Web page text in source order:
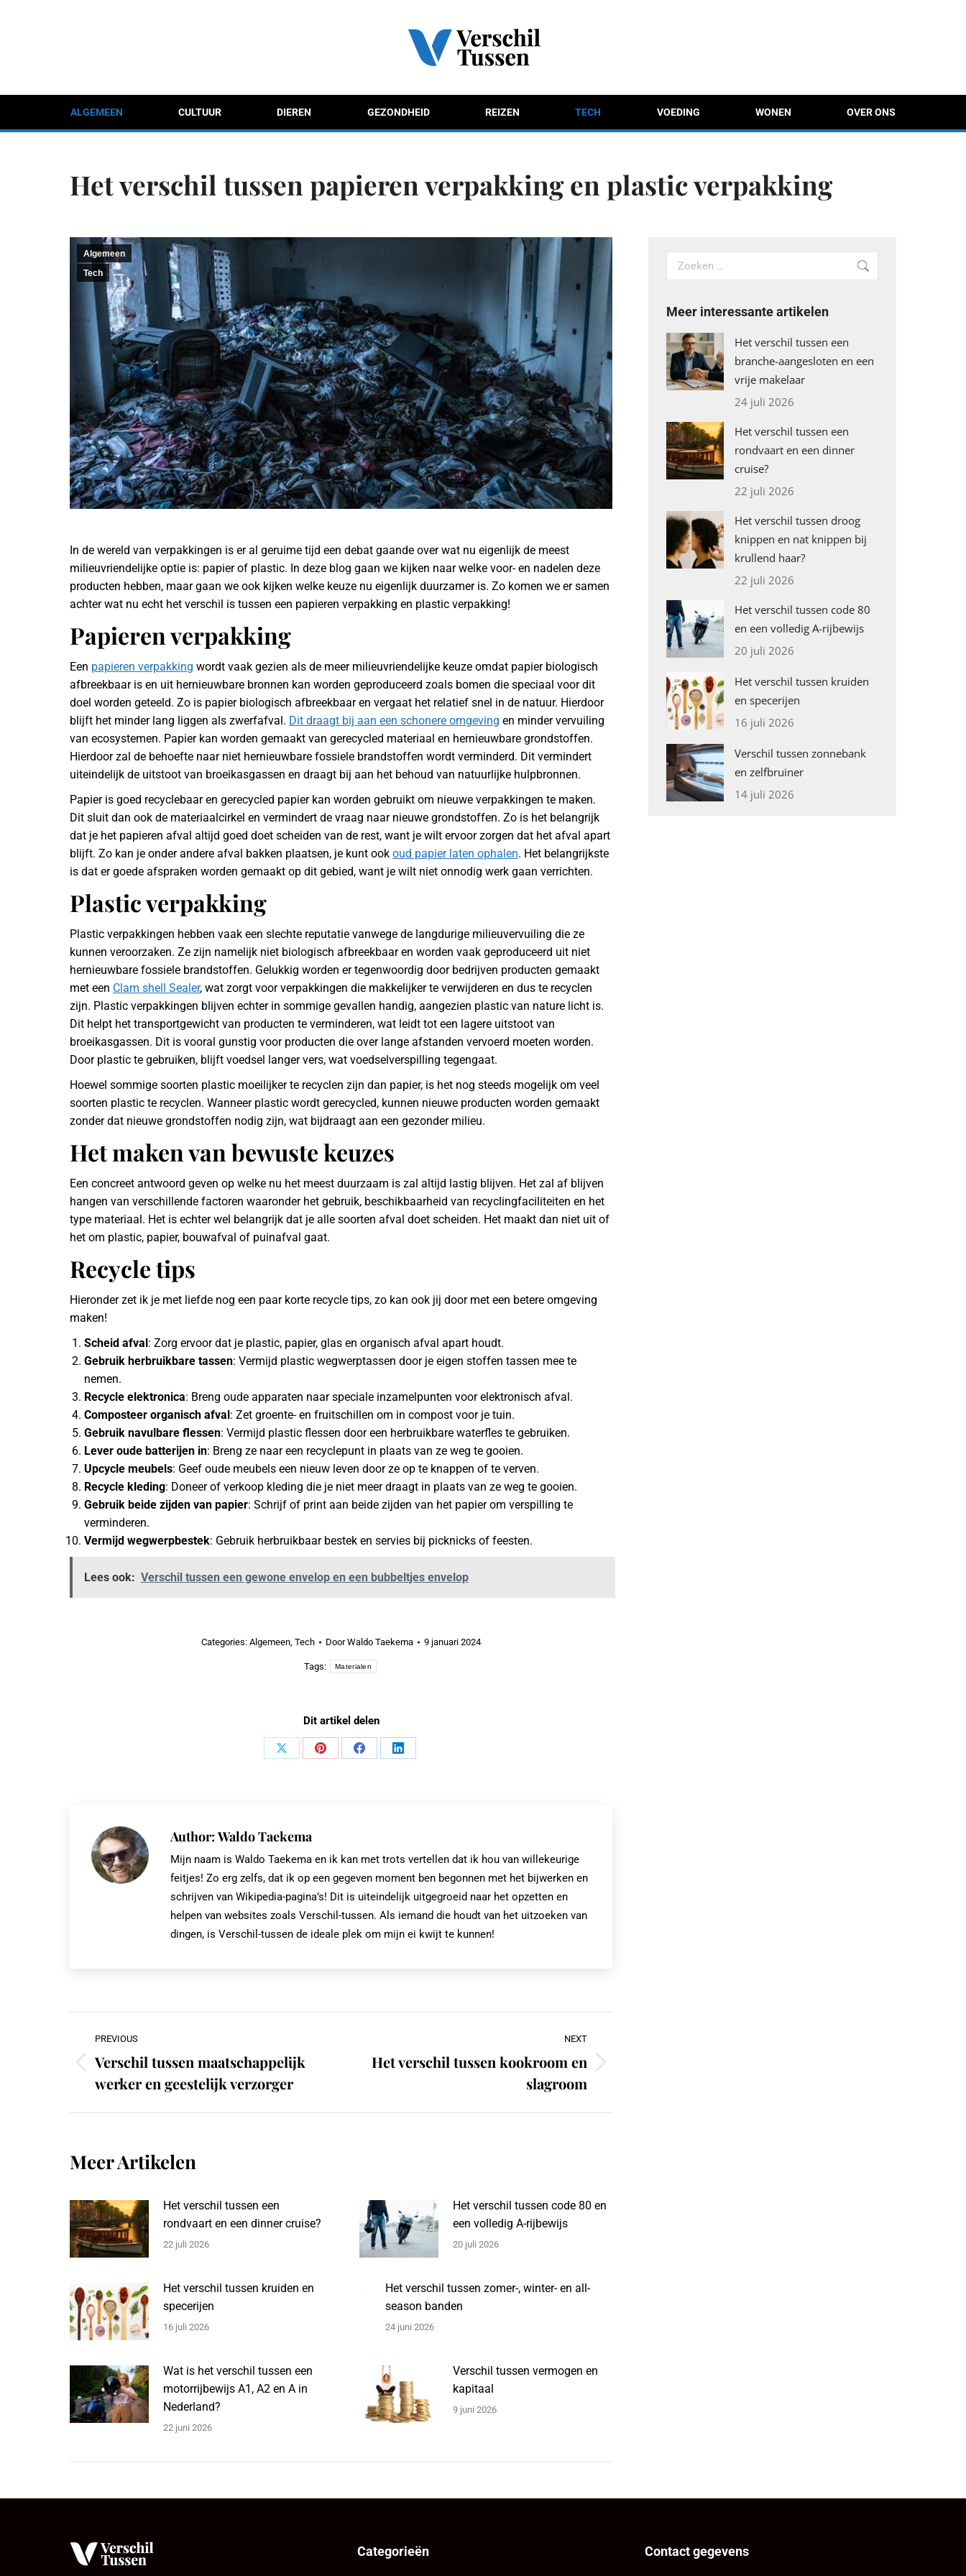
ALGEMEEN CULTUUR DIEREN GEZONDHEID REIZEN TECH VOEDING WONEN OVER ONS
Het verschil tussen papieren verpakking en plastic verpakking
Algemeen
Tech
In de wereld van verpakkingen is er al geruime tijd een debat gaande over wat nu eigenlijk de meest
milieuvriendelijke optie is: papier of plastic. In deze blog gaan we kijken naar welke voor- en nadelen deze
producten hebben, maar gaan we ook kijken welke keuze nu eigenlijk duurzamer is. Zo komen we er samen
achter wat nu echt het verschil is tussen een papieren verpakking en plastic verpakking!
Papieren verpakking
Een papieren verpakking wordt vaak gezien als de meer milieuvriendelijke keuze omdat papier biologisch
afbreekbaar is en uit hernieuwbare bronnen kan worden geproduceerd zoals bomen die speciaal voor dit
doel worden geteeld. Zo is papier biologisch afbreekbaar en vergaat het relatief snel in de natuur. Hierdoor
blijft het minder lang liggen als zwerfafval. Dit draagt bij aan een schonere omgeving en minder vervuiling
van ecosystemen. Papier kan worden gemaakt van gerecycled materiaal en hernieuwbare grondstoffen.
Hierdoor zal de behoefte naar niet hernieuwbare fossiele brandstoffen wordt verminderd. Dit vermindert
uiteindelijk de uitstoot van broeikasgassen en draagt bij aan het behoud van natuurlijke hulpbronnen.
Papier is goed recyclebaar en gerecycled papier kan worden gebruikt om nieuwe verpakkingen te maken.
Dit sluit dan ook de materiaalcirkel en vermindert de vraag naar nieuwe grondstoffen. Zo is het belangrijk
dat je het papieren afval altijd goed doet scheiden van de rest, want je wilt ervoor zorgen dat het afval apart
blijft. Zo kan je onder andere afval bakken plaatsen, je kunt ook oud papier laten ophalen. Het belangrijkste
is dat er goede afspraken worden gemaakt op dit gebied, want je wilt niet onnodig werk gaan verrichten.
Plastic verpakking
Plastic verpakkingen hebben vaak een slechte reputatie vanwege de langdurige milieuvervuiling die ze
kunnen veroorzaken. Ze zijn namelijk niet biologisch afbreekbaar en worden vaak geproduceerd uit niet
hernieuwbare fossiele brandstoffen. Gelukkig worden er tegenwoordig door bedrijven producten gemaakt
met een Clam shell Sealer, wat zorgt voor verpakkingen die makkelijker te verwijderen en dus te recyclen
zijn. Plastic verpakkingen blijven echter in sommige gevallen handig, aangezien plastic van nature licht is.
Dit helpt het transportgewicht van producten te verminderen, wat leidt tot een lagere uitstoot van
broeikasgassen. Dit is vooral gunstig voor producten die over lange afstanden vervoerd moeten worden.
Door plastic te gebruiken, blijft voedsel langer vers, wat voedselverspilling tegengaat.
Hoewel sommige soorten plastic moeilijker te recyclen zijn dan papier, is het nog steeds mogelijk om veel
soorten plastic te recyclen. Wanneer plastic wordt gerecycled, kunnen nieuwe producten worden gemaakt
zonder dat nieuwe grondstoffen nodig zijn, wat bijdraagt aan een gezonder milieu.
Het maken van bewuste keuzes
Een concreet antwoord geven op welke nu het meest duurzaam is zal altijd lastig blijven. Het zal af blijven
hangen van verschillende factoren waaronder het gebruik, beschikbaarheid van recyclingfaciliteiten en het
type materiaal. Het is echter wel belangrijk dat je alle soorten afval doet scheiden. Het maakt dan niet uit of
het om plastic, papier, bouwafval of puinafval gaat.
Recycle tips
Hieronder zet ik je met liefde nog een paar korte recycle tips, zo kan ook jij door met een betere omgeving
maken!
Scheid afval: Zorg ervoor dat je plastic, papier, glas en organisch afval apart houdt.
Gebruik herbruikbare tassen: Vermijd plastic wegwerptassen door je eigen stoffen tassen mee te
nemen.
Recycle elektronica: Breng oude apparaten naar speciale inzamelpunten voor elektronisch afval.
Composteer organisch afval: Zet groente- en fruitschillen om in compost voor je tuin.
Gebruik navulbare flessen: Vermijd plastic flessen door een herbruikbare waterfles te gebruiken.
Lever oude batterijen in: Breng ze naar een recyclepunt in plaats van ze weg te gooien.
Upcycle meubels: Geef oude meubels een nieuw leven door ze op te knappen of te verven.
Recycle kleding: Doneer of verkoop kleding die je niet meer draagt in plaats van ze weg te gooien.
Gebruik beide zijden van papier: Schrijf of print aan beide zijden van het papier om verspilling te
verminderen.
Vermijd wegwerpbestek: Gebruik herbruikbaar bestek en servies bij picknicks of feesten.
Lees ook: Verschil tussen een gewone envelop en een bubbeltjes envelop
Categories: Algemeen Tech DoorWaldo Taekema 9 januari 2024
Tags: Materialen
Dit artikel delen
Share
Share
Share
Share
Author: Waldo Taekema
Mijn naam is Waldo Taekema en ik kan met trots vertellen dat ik hou van willekeurige
feitjes! Zo erg zelfs, dat ik op een gegeven moment ben begonnen met het bijwerken en
schrijven van Wikipedia-pagina’s! Dit is uiteindelijk uitgegroeid naar het opzetten en
helpen van websites zoals Verschil-tussen. Als iemand die houdt van het uitzoeken van
dingen, is Verschil-tussen de ideale plek om mijn ei kwijt te kunnen!
navigation
PREVIOUS
Previous
post:
Verschil tussen maatschappelijk
werker en geestelijk verzorger
NEXT
Next
Het verschil tussen kookroom en
slagroom
Meer Artikelen
Het verschil tussen een
rondvaart en een dinner cruise?
22 juli 2026
Het verschil tussen code 80 en
een volledig A-rijbewijs
20 juli 2026
Het verschil tussen kruiden en
specerijen
16 juli 2026
Het verschil tussen zomer-, winter- en all-
season banden
24 juni 2026
Wat is het verschil tussen een
motorrijbewijs A1, A2 en A in
Nederland?
22 juni 2026
Verschil tussen vermogen en
kapitaal
9 juni 2026
Search:
Meer interessante artikelen
Het verschil tussen een
branche-aangesloten en een
vrije makelaar
24 juli 2026
Het verschil tussen een
rondvaart en een dinner
cruise?
22 juli 2026
Het verschil tussen droog
knippen en nat knippen bij
krullend haar?
22 juli 2026
Het verschil tussen code 80
en een volledig A-rijbewijs
20 juli 2026
Het verschil tussen kruiden
en specerijen
16 juli 2026
Verschil tussen zonnebank
en zelfbruiner
14 juli 2026
Categorieën Contact gegevens